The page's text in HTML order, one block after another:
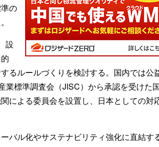
の
設
るルールづくりを検討する。国内では公
業標準調査会（JISC）から承認を受けた
による委員会を設置し、日本としての対
バル化やサステナビリティ強化に直結す